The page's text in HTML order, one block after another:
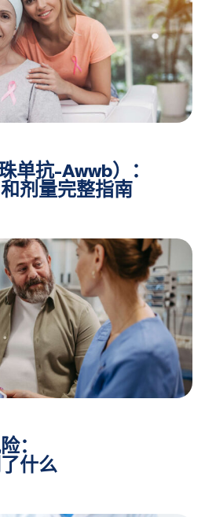
单抗-Awwb）：
剂量完整指南
：
什么